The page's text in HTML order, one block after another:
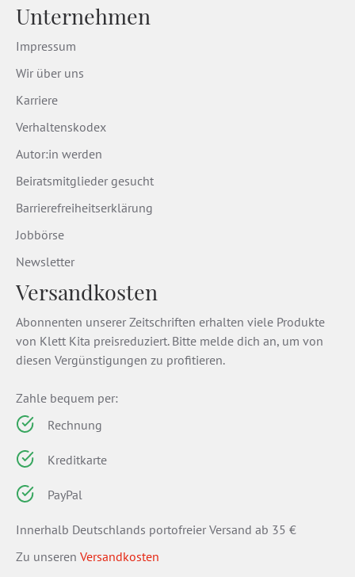
Unternehmen
Impressum
Wir über uns
Karriere
Verhaltenskodex
Autor:in werden
Beiratsmitglieder gesucht
Barrierefreiheitserklärung
Jobbörse
Newsletter
Versandkosten
Abonnenten unserer Zeitschriften erhalten viele Produkte
von Klett Kita preisreduziert. Bitte melde dich an, um von
diesen Vergünstigungen zu profitieren.
Zahle bequem per:
Rechnung
Kreditkarte
PayPal
Innerhalb Deutschlands portofreier Versand ab 35 €
Zu unseren Versandkosten